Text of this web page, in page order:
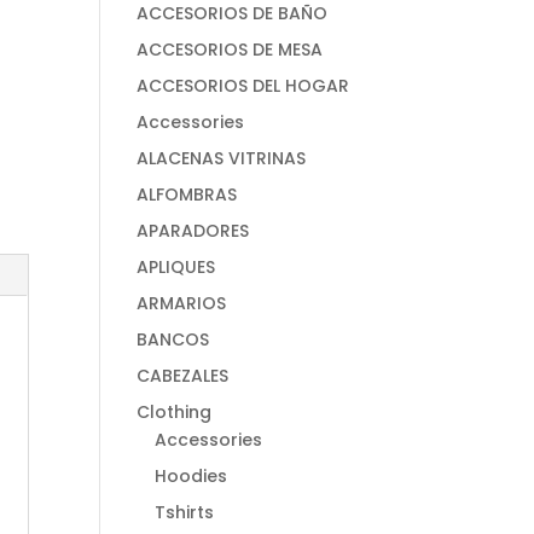
ACCESORIOS DE BAÑO
ACCESORIOS DE MESA
ACCESORIOS DEL HOGAR
Accessories
ALACENAS VITRINAS
ALFOMBRAS
APARADORES
APLIQUES
ARMARIOS
BANCOS
CABEZALES
Clothing
Accessories
Hoodies
Tshirts